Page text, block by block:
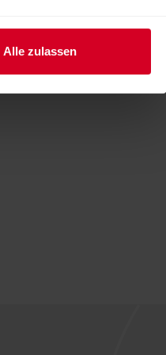
Alle zulassen
Safran Vodka